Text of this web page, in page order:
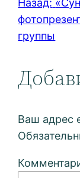
Назад:
группы
Ваш адрес